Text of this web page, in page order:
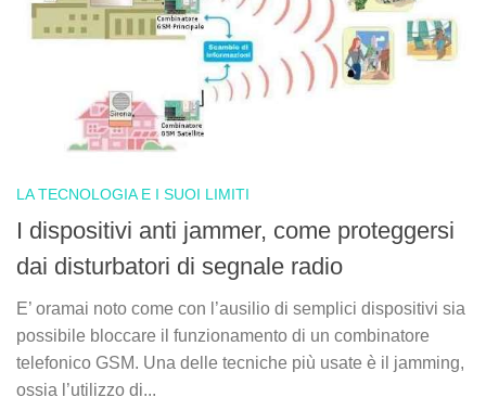
LA TECNOLOGIA E I SUOI LIMITI
I dispositivi anti jammer, come proteggersi
dai disturbatori di segnale radio
E’ oramai noto come con l’ausilio di semplici dispositivi sia
possibile bloccare il funzionamento di un combinatore
telefonico GSM. Una delle tecniche più usate è il jamming,
ossia l’utilizzo di...